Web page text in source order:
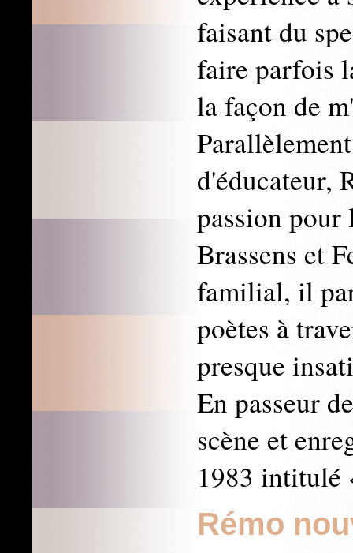
faisant du
faire parfois
la façon de
d'éducateur,
passion
Brassens et
familial, il
poètes à
presque
En passeur
scène et
1983 intitulé
Rémo